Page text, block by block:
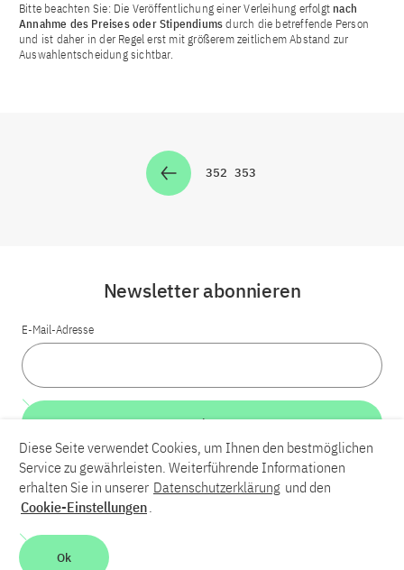
Bitte beachten Sie: Die Veröffentlichung einer Verleihung erfolgt nach
Annahme des Preises oder Stipendiumsdurch die betreffende Person
und ist daher in der Regel erst mit größerem zeitlichem Abstand zur
Auswahlentscheidung sichtbar.
Zur Seite
352 Zur Seite
353
LinkedInBlueskyYouTube
Kontakt
Barrierefreiheit
Newsletter abonnieren
E-Mail-Adresse
Weiter
Diese Seite verwendet Cookies, um Ihnen den bestmöglichen
Service zu gewährleisten. Weiterführende Informationen
erhalten Sie in unserer Datenschutzerklärung und den
Cookie-Einstellungen.
Ok